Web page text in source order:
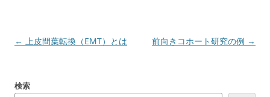
投
ビ
← 上皮間葉転換（EMT）とは 前向きコホート研究の例 →
検索